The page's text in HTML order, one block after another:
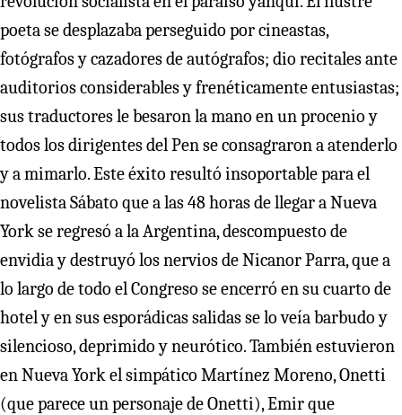
poeta se desplazaba perseguido por cineastas,
fotógrafos y cazadores de autógrafos; dio recitales ante
auditorios considerables y frenéticamente entusiastas;
sus traductores le besaron la mano en un procenio y
todos los dirigentes del Pen se consagraron a atenderlo
y a mimarlo. Este éxito resultó insoportable para el
novelista Sábato que a las 48 horas de llegar a Nueva
York se regresó a la Argentina, descompuesto de
envidia y destruyó los nervios de Nicanor Parra, que a
lo largo de todo el Congreso se encerró en su cuarto de
hotel y en sus esporádicas salidas se lo veía barbudo y
silencioso, deprimido y neurótico. También estuvieron
en Nueva York el simpático Martínez Moreno, Onetti
(que parece un personaje de Onetti), Emir que